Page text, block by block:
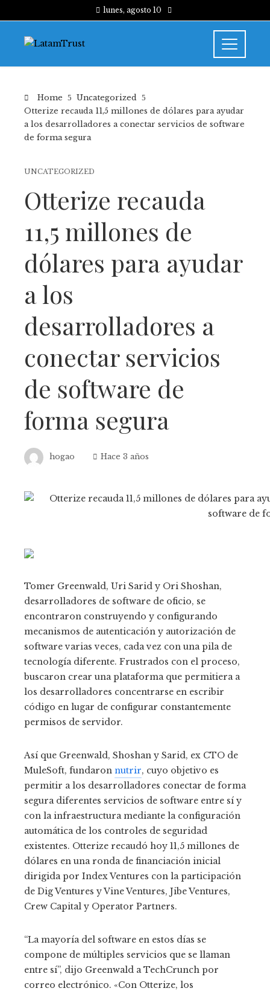
lunes, agosto 10
Home
Uncategorized
Otterize recauda 11,5 millones de dólares para ayudar
a los desarrolladores a conectar servicios de software
de forma segura
UNCATEGORIZED
Otterize recauda
11,5 millones de
dólares para ayudar
a los
desarrolladores a
conectar servicios
de software de
forma segura
hogao Hace 3 años
Tomer Greenwald, Uri Sarid y Ori Shoshan,
desarrolladores de software de oficio, se
encontraron construyendo y configurando
mecanismos de autenticación y autorización de
software varias veces, cada vez con una pila de
tecnología diferente. Frustrados con el proceso,
buscaron crear una plataforma que permitiera a
los desarrolladores concentrarse en escribir
código en lugar de configurar constantemente
permisos de servidor.
Así que Greenwald, Shoshan y Sarid, ex CTO de
MuleSoft, fundaron nutrir, cuyo objetivo es
permitir a los desarrolladores conectar de forma
segura diferentes servicios de software entre sí y
con la infraestructura mediante la configuración
automática de los controles de seguridad
existentes. Otterize recaudó hoy 11,5 millones de
dólares en una ronda de financiación inicial
dirigida por Index Ventures con la participación
de Dig Ventures y Vine Ventures, Jibe Ventures,
Crew Capital y Operator Partners.
“La mayoría del software en estos días se
compone de múltiples servicios que se llaman
entre sí”, dijo Greenwald a TechCrunch por
correo electrónico. «Con Otterize, los